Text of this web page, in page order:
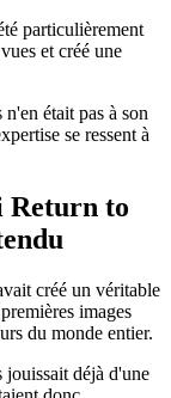
particulièrement
et créé une
était pas à son
se ressent à
Return to
créé un véritable
images
du monde entier.
déjà d'une